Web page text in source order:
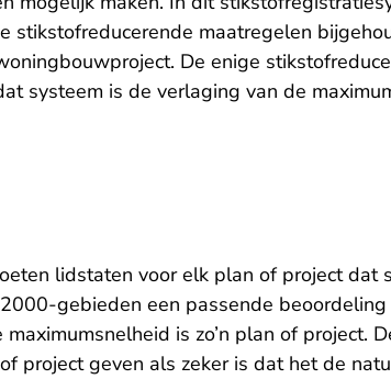
stikstofreducerende maatregelen
De enige
systeem is de verlaging van de
lidstaten voor elk plan of project dat
gebieden een passende beoordeling
is zo’n plan of project.
project geven als zeker is dat het de